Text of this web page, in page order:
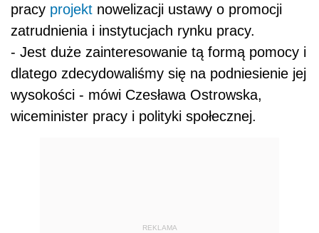
pracy projekt nowelizacji ustawy o promocji
zatrudnienia i instytucjach rynku pracy.
- Jest duże zainteresowanie tą formą pomocy i
dlatego zdecydowaliśmy się na podniesienie jej
wysokości - mówi Czesława Ostrowska,
wiceminister pracy i polityki społecznej.
REKLAMA